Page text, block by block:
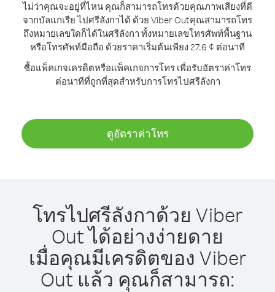
ไม่ว่าคุณจะอยู่ที่ไหน คุณก็สามารถโทรด้วยคุณภาพเสียงที่ดี
จากบัลแกเรีย ไปศรีลังกาได้ ด้วย Viber Outคุณสามารถโทร
ถึงหมายเลขใดก็ได้ในศรีลังกา ทั้งหมายเลขโทรศัพท์พื้นฐาน
หรือโทรศัพท์มือถือ ด้วยราคาเริ่มต้นเพียง 27.6 ¢ ต่อนาที
ซื้อแพ็คเกจเครดิตหรือแพ็คเกจการโทร เพื่อรับอัตราค่าโทร
ต่อนาทีที่ถูกที่สุดสำหรับการโทรไปศรีลังกา
ดูอัตราค่าโทร
โทรไปศรีลังกาด้วย Viber
Out ได้อย่างง่ายดาย
เมื่อคุณมีเครดิตของ Viber
Out แล้ว คุณก็สามารถ: